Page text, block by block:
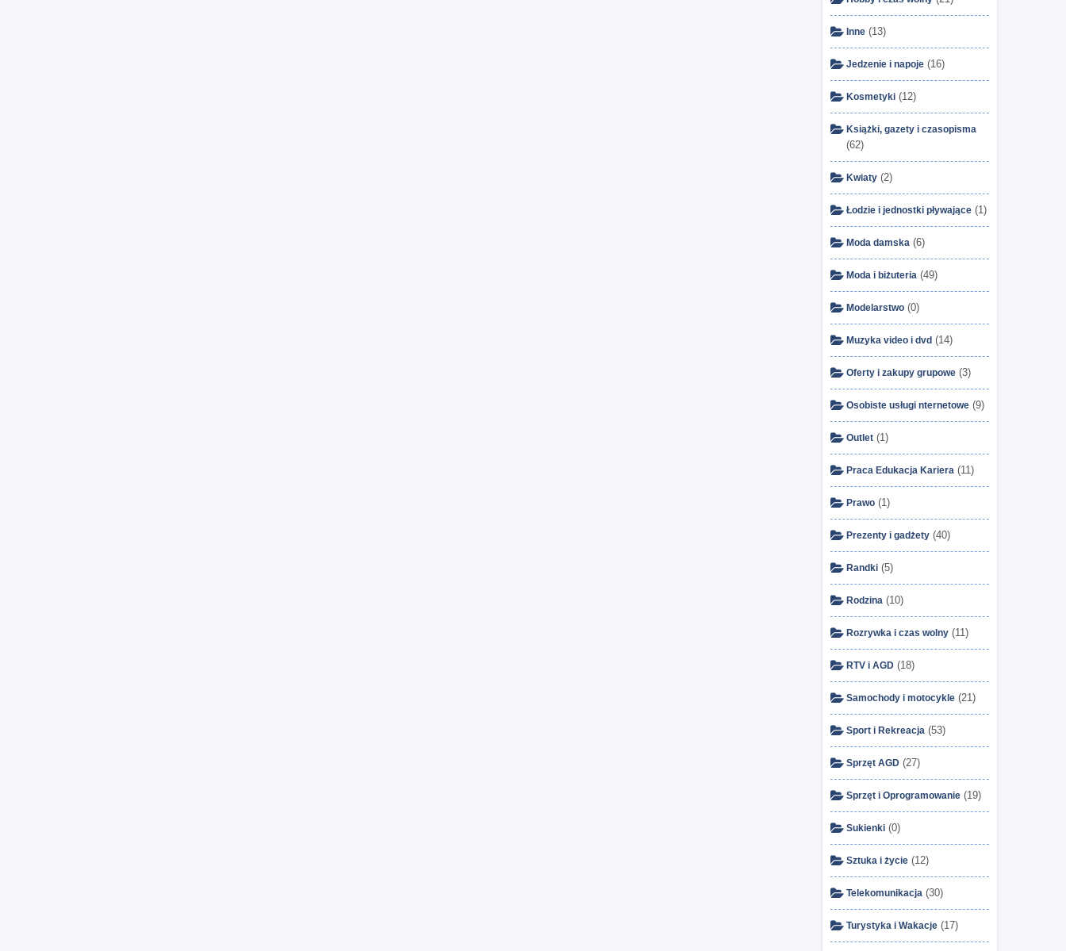
Inne (13)
Jedzenie i napoje (16)
Kosmetyki (12)
Książki, gazety i czasopisma
(62)
Kwiaty (2)
Łodzie i jednostki pływające (1)
Moda damska (6)
Moda i biżuteria (49)
Modelarstwo (0)
Muzyka video i dvd (14)
Oferty i zakupy grupowe (3)
Osobiste usługi nternetowe (9)
Outlet (1)
Praca Edukacja Kariera (11)
Prawo (1)
Prezenty i gadżety (40)
Randki (5)
Rodzina (10)
Rozrywka i czas wolny (11)
RTV i AGD (18)
Samochody i motocykle (21)
Sport i Rekreacja (53)
Sprzęt AGD (27)
Sprzęt i Oprogramowanie (19)
Sukienki (0)
Sztuka i życie (12)
Telekomunikacja (30)
Turystyka i Wakacje (17)